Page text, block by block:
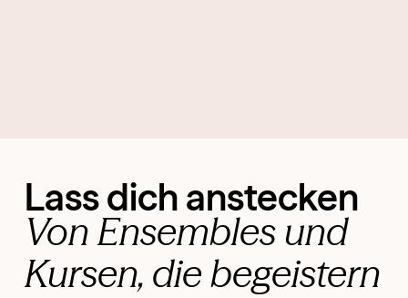
Lass dich anstecken
Von Ensembles und
Kursen, die begeistern